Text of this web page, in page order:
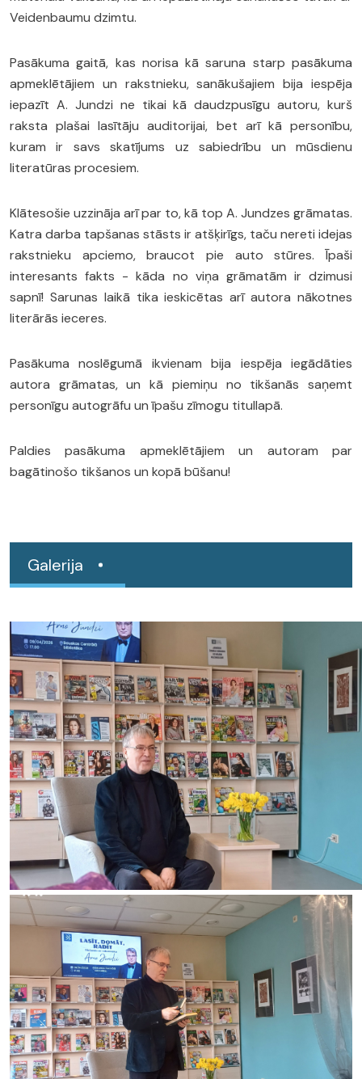
Veidenbaumu dzimtu.
Pasākuma gaitā, kas norisa kā saruna starp pasākuma
apmeklētājiem un rakstnieku, sanākušajiem bija iespēja
iepazīt A. Jundzi ne tikai kā daudzpusīgu autoru, kurš
raksta plašai lasītāju auditorijai, bet arī kā personību,
kuram ir savs skatījums uz sabiedrību un mūsdienu
literatūras procesiem.
Klātesošie uzzināja arī par to, kā top A. Jundzes grāmatas.
Katra darba tapšanas stāsts ir atšķirīgs, taču nereti idejas
rakstnieku apciemo, braucot pie auto stūres. Īpaši
interesants fakts - kāda no viņa grāmatām ir dzimusi
sapnī! Sarunas laikā tika ieskicētas arī autora nākotnes
literārās ieceres.
Pasākuma noslēgumā ikvienam bija iespēja iegādāties
autora grāmatas, un kā piemiņu no tikšanās saņemt
personīgu autogrāfu un īpašu zīmogu titullapā.
Paldies pasākuma apmeklētājiem un autoram par
bagātinošo tikšanos un kopā būšanu!
Galerija